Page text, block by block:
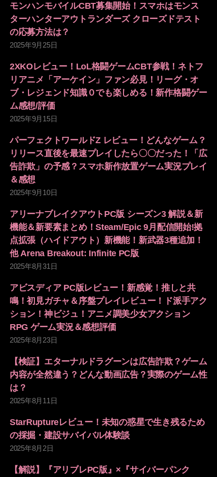
モンハンモバイルCBT募集開始！スマホはモンス
ターハンターアウトランダーズ クローズドテスト
の応募方法は？
2025年9月25日
2XKOレビュー！LoL格闘ゲームCBT参戦！ネトフ
リアニメ「アーケイン」ファン必見！リーグ・オ
ブ・レジェンド知識０でも楽しめる！新作格闘ゲー
ム感想/評価
2025年9月15日
パーフェクトワールドZ レビュー！どんなゲーム？
リリース直後を最速プレイしたら〇〇だった！「広
告詐欺」の予感？スマホ新作放置ゲーム実況プレイ
＆感想
2025年9月10日
アリーナブレイクアウトPC版 シーズン3 解説＆新
機能＆新要素まとめ！Steam/Epic 9月配信開始!拠
点拡張（ハイドアウト）新機能！新武器3種追加！
他 Arena Breakout: Infinite PC版
2025年8月31日
アビスディア PC版レビュー！新感覚！推しと共
鳴！初見ガチャ＆序盤プレイレビュー！ド派手アク
ション！神ビジュ！アニメ調美少女アクション
RPG ゲーム実況＆感想評価
2025年8月23日
【検証】エターナルドラグーンは広告詐欺？ゲーム
内容が全然違う？どんな動画広告？実際のゲーム性
は？
2025年8月11日
StarRuptureレビュー！未知の惑星で生き残るため
の採掘・建設サバイバル体験談
2025年8月2日
【解説】『アリブレPC版』×『サイバーパンク